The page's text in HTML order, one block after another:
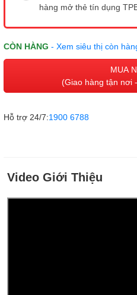
hàng mở thẻ tín dụng
CÒN HÀNG - Xem siêu thị còn
MUA
(Giao hàng tận nơi
Hỗ trợ 24/7:1900 6788
Video Giới Thiệu